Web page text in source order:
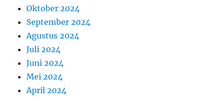
Oktober 2024
September 2024
Agustus 2024
Juli 2024
Juni 2024
Mei 2024
April 2024